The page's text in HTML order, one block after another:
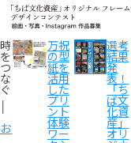
時
を
つ
な
ぐ
お
万祝
の型
紙を
活用
した
プリ
ント
体験
ワー
選考
結果
発
表！
「ち
ば文
化資
産」
オリ